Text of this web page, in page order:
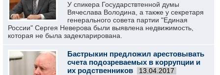
У спикера Государствтенной думы
Вячеслава Володина, а также у секретаря
генерального совета партии "Единая
России" Сергея Неверова были выявлена недвижимость,
которая не была задекларирована.
Бастрыкин предложил арестовывать
счета подозреваемых в коррупции и
их родственников
13.04.2017